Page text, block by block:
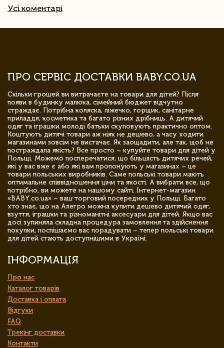
Усі коментарі
ПРО СЕРВІС ДОСТАВКИ BABY.CO.UA
Скільки грошей ви витрачаєте на товари для дітей? Після
появи в будинку малюка, сімейний бюджет відчутно
страждає. Потрібна коляска, ліжечко, горщик, санітарне
приладдя, косметика та багато різних дрібниць. А дитячий
одяг та іграшки молоді батьки скуповують практично оптом.
Коштують дитячі товари аж ніяк не дешево, а часу ходити
магазинами зовсім не вистачає. Як заощадити, але так, щоб не
постраждала якість? Все просто – купуйте товари для дітей у
Польщі. Можемо посперечатися, що більшість дитячих речей,
які у вас вже є або які вам пропонують у магазинах – це
товари польських виробників. Саме польські товари мають
оптимальне співвідношення ціни та якості. А вибрати все, що
потрібно, ви можете на нашому сайті. Інтернет-магазин
«BABY.co.ua» – ваш торговий посередник у Польщі. Багато
хто знає, що на Алегро можна купити дешево дитячий одяг,
взуття, іграшки та різноманітні аксесуари для дітей. Якщо вас
досі зупиняла складна процедура замовлення та здійснення
покупки, поспішаємо вас порадувати – тепер польські товари
для дітей стають доступнішими в Україні.
ІНФОРМАЦІЯ
Про нас
Каталог товарів
Доставка і оплата
Відгуки
FAQ
Трекінг доставки
Контакти